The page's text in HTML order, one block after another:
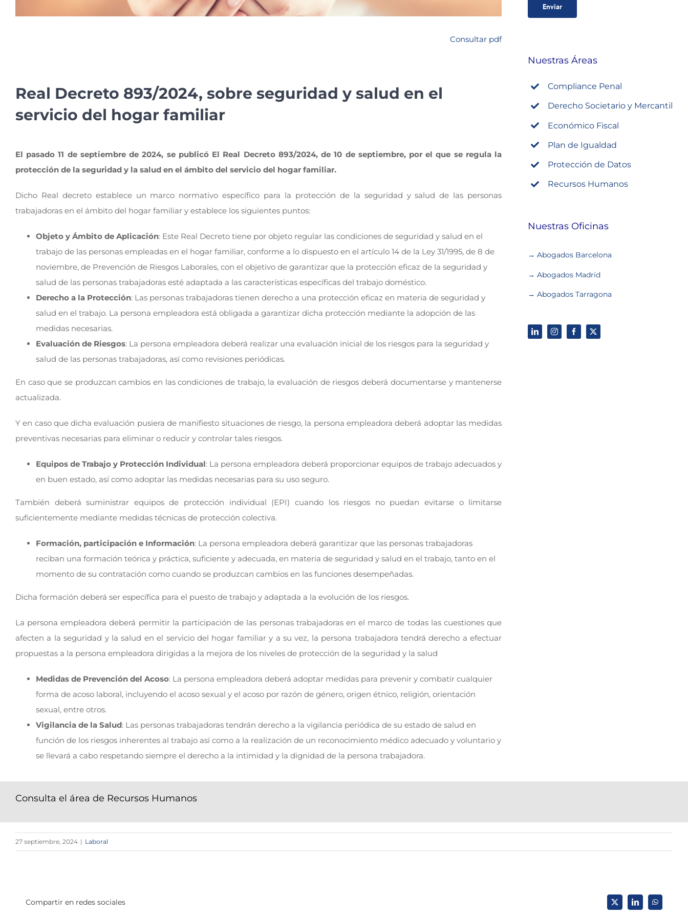
Consultar pdf
Real Decreto 893/2024, sobre seguridad y salud en el
servicio del hogar familiar
El pasado 11 de septiembre de 2024, se publicó El Real Decreto 893/2024, de 10 de septiembre, por el que se regula la
protección de la seguridad y la salud en el ámbito del servicio del hogar familiar.
Dicho Real decreto establece un marco normativo específico para la protección de la seguridad y salud de las personas
trabajadoras en el ámbito del hogar familiar y establece los siguientes puntos:
Objeto y Ámbito de Aplicación: Este Real Decreto tiene por objeto regular las condiciones de seguridad y salud en el
trabajo de las personas empleadas en el hogar familiar, conforme a lo dispuesto en el artículo 14 de la Ley 31/1995, de 8 de
noviembre, de Prevención de Riesgos Laborales, con el objetivo de garantizar que la protección eficaz de la seguridad y
salud de las personas trabajadoras esté adaptada a las características específicas del trabajo doméstico.
Derecho a la Protección: Las personas trabajadoras tienen derecho a una protección eficaz en materia de seguridad y
salud en el trabajo. La persona empleadora está obligada a garantizar dicha protección mediante la adopción de las
medidas necesarias.
Evaluación de Riesgos: La persona empleadora deberá realizar una evaluación inicial de los riesgos para la seguridad y
salud de las personas trabajadoras, así como revisiones periódicas.
En caso que se produzcan cambios en las condiciones de trabajo, la evaluación de riesgos deberá documentarse y mantenerse
actualizada.
Y en caso que dicha evaluación pusiera de manifiesto situaciones de riesgo, la persona empleadora deberá adoptar las medidas
preventivas necesarias para eliminar o reducir y controlar tales riesgos.
Equipos de Trabajo y Protección Individual: La persona empleadora deberá proporcionar equipos de trabajo adecuados y
en buen estado, así como adoptar las medidas necesarias para su uso seguro.
También deberá suministrar equipos de protección individual (EPI) cuando los riesgos no puedan evitarse o limitarse
suficientemente mediante medidas técnicas de protección colectiva.
Formación, participación e Información: La persona empleadora deberá garantizar que las personas trabajadoras
reciban una formación teórica y práctica, suficiente y adecuada, en materia de seguridad y salud en el trabajo, tanto en el
momento de su contratación como cuando se produzcan cambios en las funciones desempeñadas.
Dicha formación deberá ser específica para el puesto de trabajo y adaptada a la evolución de los riesgos.
La persona empleadora deberá permitir la participación de las personas trabajadoras en el marco de todas las cuestiones que
afecten a la seguridad y la salud en el servicio del hogar familiar y a su vez, la persona trabajadora tendrá derecho a efectuar
propuestas a la persona empleadora dirigidas a la mejora de los niveles de protección de la seguridad y la salud
Medidas de Prevención del Acoso: La persona empleadora deberá adoptar medidas para prevenir y combatir cualquier
forma de acoso laboral, incluyendo el acoso sexual y el acoso por razón de género, origen étnico, religión, orientación
sexual, entre otros.
Vigilancia de la Salud: Las personas trabajadoras tendrán derecho a la vigilancia periódica de su estado de salud en
función de los riesgos inherentes al trabajo así como a la realización de un reconocimiento médico adecuado y voluntario y
se llevará a cabo respetando siempre el derecho a la intimidad y la dignidad de la persona trabajadora.
Nuestras Áreas
Compliance Penal
Derecho Societario y Mercantil
Económico Fiscal
Plan de Igualdad
Protección de Datos
Recursos Humanos
Nuestras Oficinas
→ Abogados Barcelona
→ Abogados Madrid
→ Abogados Tarragona
Consulta el área de Recursos Humanos
27 septiembre, 2024 | Laboral
Compartir en redes sociales X LinkedInWhatsApp